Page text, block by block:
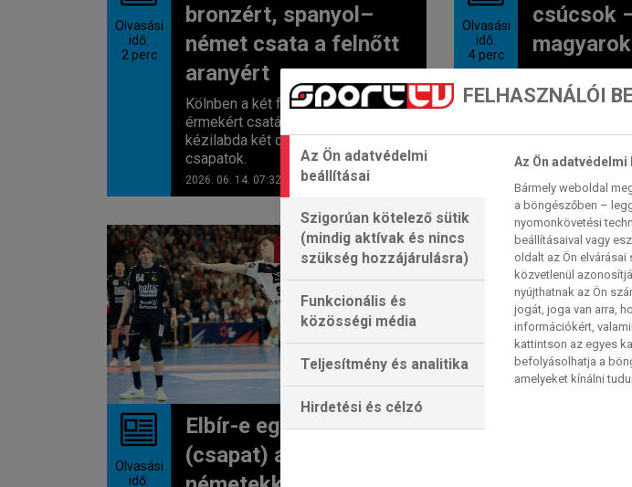
Olvasási
idő:
2 perc
bronzért, spanyol–
német csata a felnőtt
aranyért
Kölnben a két final fourban már
érmekért csatáznak s férfi
kézilabda két csúcskupáján a
csapatok.
2026. 06. 14. 07:32
Olvasási
idő:
4 perc
csúcsok
Két korosztály
második
a veszprémi
FÉRFI EURÓPA-LIGA
Olvasási
idő:
Elbír-e egy francia
(csapat) a
FELHASZNÁLÓI
Az Ön adatvédelmi
beállításai
Szigorúan kötelező sütik
(mindig aktívak és nincs
szükség hozzájárulásra)
Funkcionális és
közösségi média
Teljesítmény és analitika
Hirdetési és célzó
Az Ön
Bármely weboldal
a böngészőben –
nyomonkövetési
beállításaival vagy
oldalt az Ön
közvetlenül
nyújthatnak az Ön
jogát, joga van arra,
információkért,
kattintson az egyes
befolyásolhatja a
amelyeket kínálni